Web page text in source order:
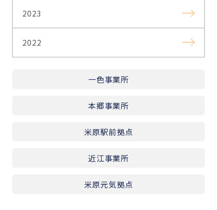
2023
2022
一色事業所
本郷事業所
米原駅前拠点
近江事業所
米原元気拠点